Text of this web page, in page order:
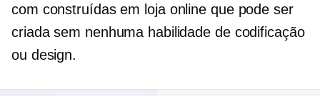
com construídas em loja online que pode ser
criada sem nenhuma habilidade de codificação
ou design.